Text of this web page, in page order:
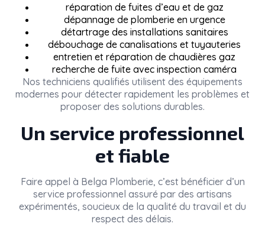
réparation de fuites d’eau et de gaz
dépannage de plomberie en urgence
détartrage des installations sanitaires
débouchage de canalisations et tuyauteries
entretien et réparation de chaudières gaz
recherche de fuite avec inspection caméra
Nos techniciens qualifiés utilisent des équipements
modernes pour détecter rapidement les problèmes et
proposer des solutions durables.
Un service professionnel
et fiable
Faire appel à Belga Plomberie, c’est bénéficier d’un
service professionnel assuré par des artisans
expérimentés, soucieux de la qualité du travail et du
respect des délais.